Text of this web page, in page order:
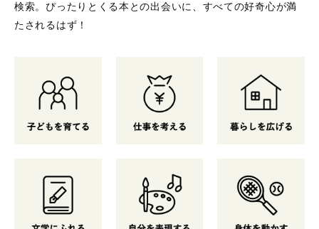
検索。 ぴったりとくる本との出会いに、すべての好奇心が満
たされるはず！